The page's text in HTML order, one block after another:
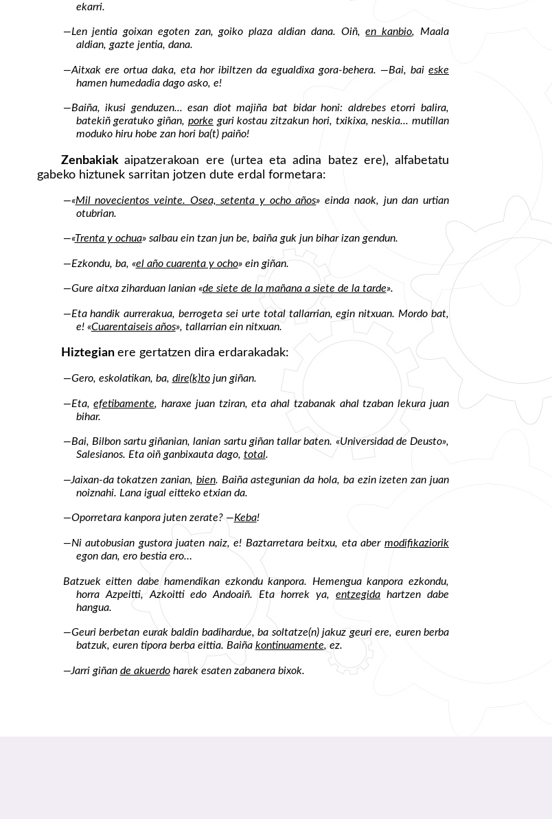
ekarri.
—Len jentia goixan egoten zan, goiko plaza aldian dana. Oiñ,en kanbio, Maala
aldian, gazte jentia, dana.
—Aitxak ere ortua daka, eta hor ibiltzen da egualdixa gora-behera. —Bai, baieske
hamen humedadia dago asko, e!
—Baiña, ikusi genduzen... esan diot majiña bat bidar honi: aldrebes etorri balira,
batekiñ geratuko giñan, porke guri kostau zitzakun hori, txikixa, neskia... mutillan
moduko hiru hobe zan hori ba(t) paiño!
Zenbakiakaipatzerakoan ere (urtea eta adina batez ere), alfabetatu
gabeko hiztunek sarritan jotzen dute erdal formetara:
—«Mil novecientos veinte. Osea, setenta y ocho años» einda naok, jun dan urtian
otubrian.
—«Trenta y ochua» salbau ein tzan jun be, baiña guk jun bihar izan gendun.
—Ezkondu, ba, «el año cuarenta y ocho» ein giñan.
—Gure aitxa ziharduan lanian «de siete de la mañana a siete de la tarde».
—Eta handik aurrerakua, berrogeta sei urte total tallarrian, egin nitxuan. Mordo bat,
e! «Cuarentaiseis años», tallarrian ein nitxuan.
Hiztegianere gertatzen dira erdarakadak:
—Gero, eskolatikan, ba, dire(k)tojun giñan.
—Eta,efetibamente, haraxe juan tziran, eta ahal tzabanak ahal tzaban lekura juan
bihar.
—Bai, Bilbon sartu giñanian, lanian sartu giñan tallar baten. «Universidad de Deusto»,
Salesianos. Eta oiñ ganbixauta dago, total.
—Jaixan-da tokatzen zanian, bien. Baiña astegunian da hola, ba ezin izeten zan juan
noiznahi. Lana igual eitteko etxian da.
—Oporretara kanpora juten zerate? —Keba!
—Ni autobusian gustora juaten naiz, e! Baztarretara beitxu, eta abermodifikaziorik
egon dan, ero bestia ero…
Batzuek eitten dabe hamendikan ezkondu kanpora. Hemengua kanpora ezkondu,
horra Azpeitti, Azkoitti edo Andoaiñ. Eta horrek ya,entzegida hartzen dabe
hangua.
—Geuri berbetan eurak baldin badihardue, ba soltatze(n) jakuz geuri ere, euren berba
batzuk, euren tipora berba eittia. Baiña kontinuamente, ez.
—Jarri giñan de akuerdoharek esaten zabanera bixok.